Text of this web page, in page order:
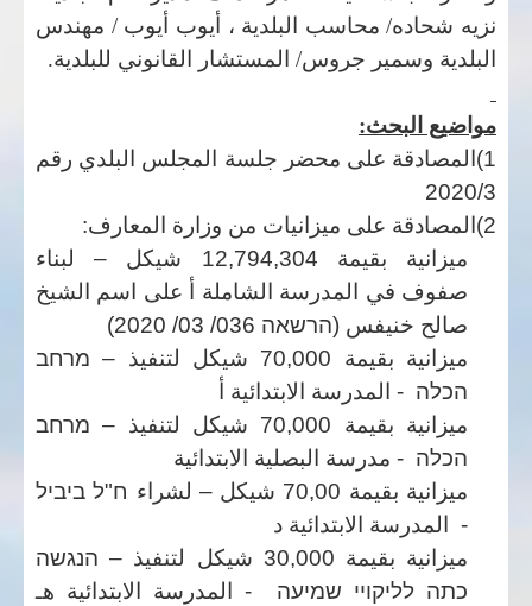
نزيه شحاده/ محاسب البلدية ، أيوب أيوب / مهندس
البلدية وسمير جروس/ المستشار القانوني للبلدية.
مواضيع البحث:
1)المصادقة على محضر جلسة المجلس البلدي رقم
2020/3
2)المصادقة على ميزانيات من وزارة المعارف:
ميزانية بقيمة 12,794,304 شيكل –
لبناء
صفوف في المدرسة الشاملة أ على اسم الشيخ
صالح خنيفس (הרשאה 036/ 03/ 2020
)
ميزانية بقيمة 70,000 شيكل لتنفيذ –
מרחב
הכלה - المدرسة الابتدائية أ
ميزانية بقيمة 70,000 شيكل لتنفيذ –
מרחב
הכלה - مدرسة البصلية الابتدائية
ميزانية بقيمة 70,00 شيكل –
لشراء ח"ל ביביל
-
المدرسة الابتدائية د
ميزانية بقيمة 30,000 شيكل لتنفيذ –
הנגשה
כתה לליקויי שמיעה - المدرسة الابتدائية هـ